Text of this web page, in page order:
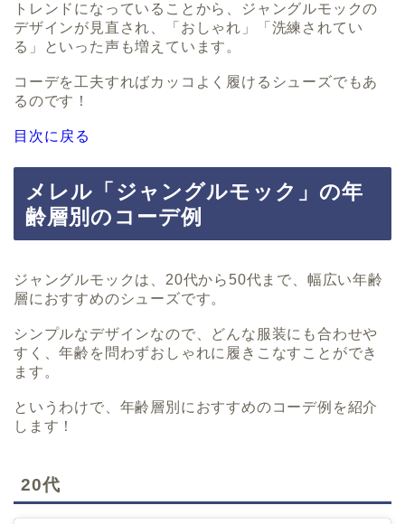
トレンドになっていることから、ジャングルモックの
デザインが見直され、「おしゃれ」「洗練されてい
る」といった声も増えています。
コーデを工夫すればカッコよく履けるシューズでもあ
るのです！
目次に戻る
メレル「ジャングルモック」の年
齢層別のコーデ例
ジャングルモックは、20代から50代まで、幅広い年齢
層におすすめのシューズです。
シンプルなデザインなので、どんな服装にも合わせや
すく、年齢を問わずおしゃれに履きこなすことができ
ます。
というわけで、年齢層別におすすめのコーデ例を紹介
します！
20代